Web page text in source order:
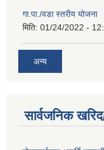
गा.पा./वडा स्तरीय योजना
मिति: 01/24/2022 -
अन्य
सार्वजनिक